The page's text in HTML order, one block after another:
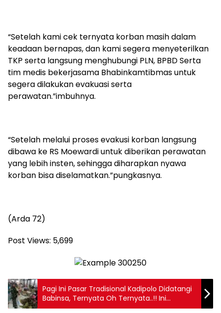
“Setelah kami cek ternyata korban masih dalam
keadaan bernapas, dan kami segera menyeterilkan
TKP serta langsung menghubungi PLN, BPBD Serta
tim medis bekerjasama Bhabinkamtibmas untuk
segera dilakukan evakuasi serta
perawatan.”imbuhnya.
“Setelah melalui proses evakusi korban langsung
dibawa ke RS Moewardi untuk diberikan perawatan
yang lebih insten, sehingga diharapkan nyawa
korban bisa diselamatkan.”pungkasnya.
(Arda 72)
Post Views: 5,699
Pagi Ini Pasar Tradisional Kadipolo Didatangi
Babinsa, Ternyata Oh Ternyata..!! Ini
Alasannya*